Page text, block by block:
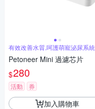
有效改善水質,呵護萌寵泌尿系統
Petoneer Mini 過濾芯片
$280
活動 券
加入購物車